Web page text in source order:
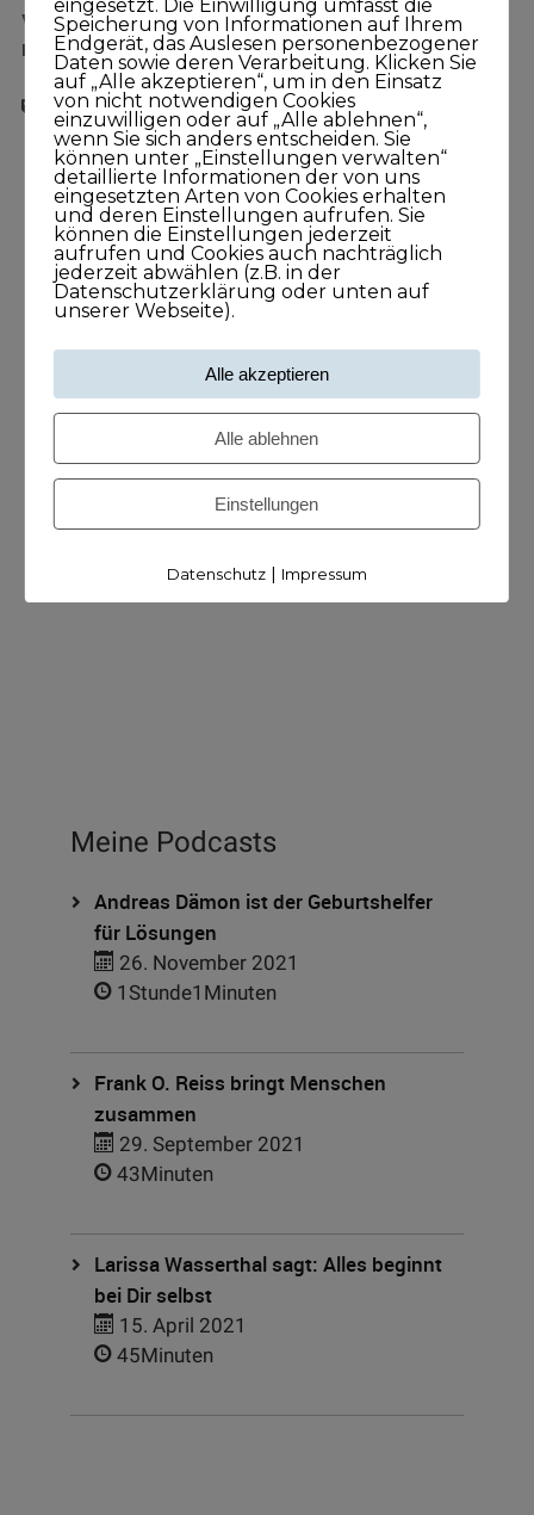
Wichtige Informationen zum Thema
Neukundengewinnung:
Krise bewältigen Persönlichkeitsentwicklung
Selbstliebe Veränderung
Suche nach einem Podcast
Newsletter
Meine Podcasts
Andreas Dämon ist der Geburtshelfer
für Lösungen
26. November 2021
1Stunde1Minuten
Frank O. Reiss bringt Menschen
zusammen
29. September 2021
43Minuten
Larissa Wasserthal sagt: Alles beginnt
bei Dir selbst
15. April 2021
45Minuten
eingesetzt. Die Einwilligung umfasst die
Speicherung von Informationen auf Ihrem
Endgerät, das Auslesen personenbezogener
Daten sowie deren Verarbeitung. Klicken Sie
auf „Alle akzeptieren“, um in den Einsatz
von nicht notwendigen Cookies
einzuwilligen oder auf „Alle ablehnen“,
wenn Sie sich anders entscheiden. Sie
können unter „Einstellungen verwalten“
detaillierte Informationen der von uns
eingesetzten Arten von Cookies erhalten
und deren Einstellungen aufrufen. Sie
können die Einstellungen jederzeit
aufrufen und Cookies auch nachträglich
jederzeit abwählen (z.B. in der
Datenschutzerklärung oder unten auf
unserer Webseite).
Alle akzeptieren
Alle ablehnen
Einstellungen
Datenschutz| Impressum